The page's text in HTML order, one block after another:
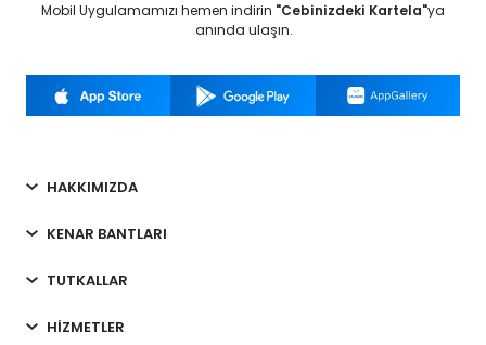
Mobil Uygulamamızı hemen indirin "Cebinizdeki Kartela"ya
anında ulaşın.
HAKKIMIZDA
KENAR BANTLARI
TUTKALLAR
HİZMETLER